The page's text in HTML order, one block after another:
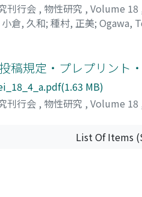
刊行会 , 物性研究 , Volume 18
小倉, 久和; 種村, 正美; Ogawa,
稿規定・プレプリント
MB)
刊行会 , 物性研究 , Volume 18
List Of Items